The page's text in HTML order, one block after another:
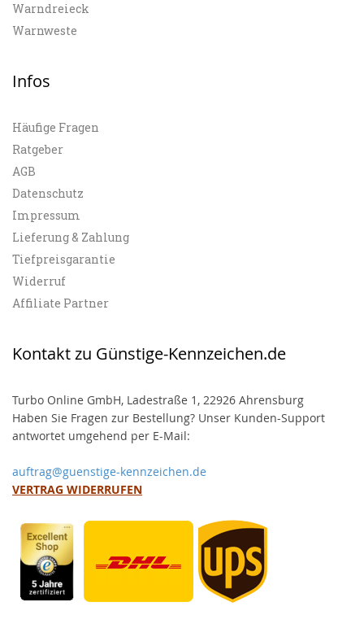
Warndreieck
Warnweste
Infos
Häufige Fragen
Ratgeber
AGB
Datenschutz
Impressum
Lieferung & Zahlung
Tiefpreisgarantie
Widerruf
Affiliate Partner
Kontakt zu Günstige-Kennzeichen.de
Turbo Online GmbH, Ladestraße 1, 22926 Ahrensburg
Haben Sie Fragen zur Bestellung? Unser Kunden-Support
antwortet umgehend per E-Mail:
auftrag@guenstige-kennzeichen.de
VERTRAG WIDERRUFEN